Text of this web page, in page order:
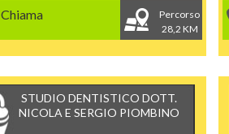
Chiama
Percorso
28,2 KM
STUDIO DENTISTICO DOTT.
NICOLA E SERGIO PIOMBINO